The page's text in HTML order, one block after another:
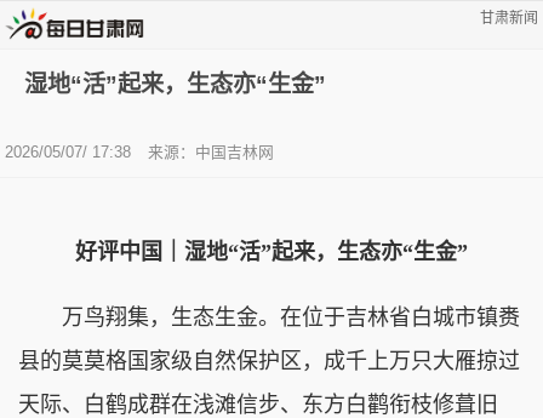
甘肃新闻
湿地“活”起来，生态亦“生金”
2026/05/07/ 17:38 来源：中国吉林网
好评中国｜湿地“活”起来，生态亦“生金”
万鸟翔集，生态生金。在位于吉林省白城市镇赉
县的莫莫格国家级自然保护区，成千上万只大雁掠过
天际、白鹤成群在浅滩信步、东方白鹳衔枝修葺旧